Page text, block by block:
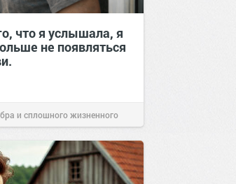
что я услышала, я
не появляться
и сплошного жизненного
16 фев 2026